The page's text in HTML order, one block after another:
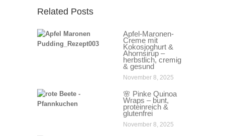
Related Posts
Apfel-Maronen-
Creme mit
Kokosjoghurt &
Ahornsirup –
herbstlich, cremig
& gesund
November 8, 2025
🌸 Pinke Quinoa
Wraps – bunt,
proteinreich &
glutenfrei
November 8, 2025